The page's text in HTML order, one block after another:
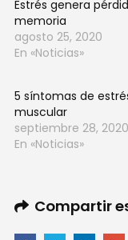
Estrés genera
memoria
agosto 25, 2020
En «Noticias»
5 síntomas de
muscular
septiembre 28, 2020
En «Noticias»
Compartir